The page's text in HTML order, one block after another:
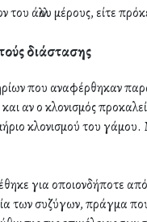
του άλλου μέρους, είτε
διάστασης
που αναφέρθηκαν
αν ο κλονισμός
κλονισμού του γάμου.
για οποιονδήποτε
των συζύγων, πράγμα